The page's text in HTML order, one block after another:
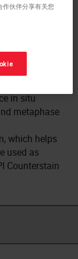
DAPI and
signal.
in situ
metaphase
which helps
used as
Counterstain
作伙伴分享有关您